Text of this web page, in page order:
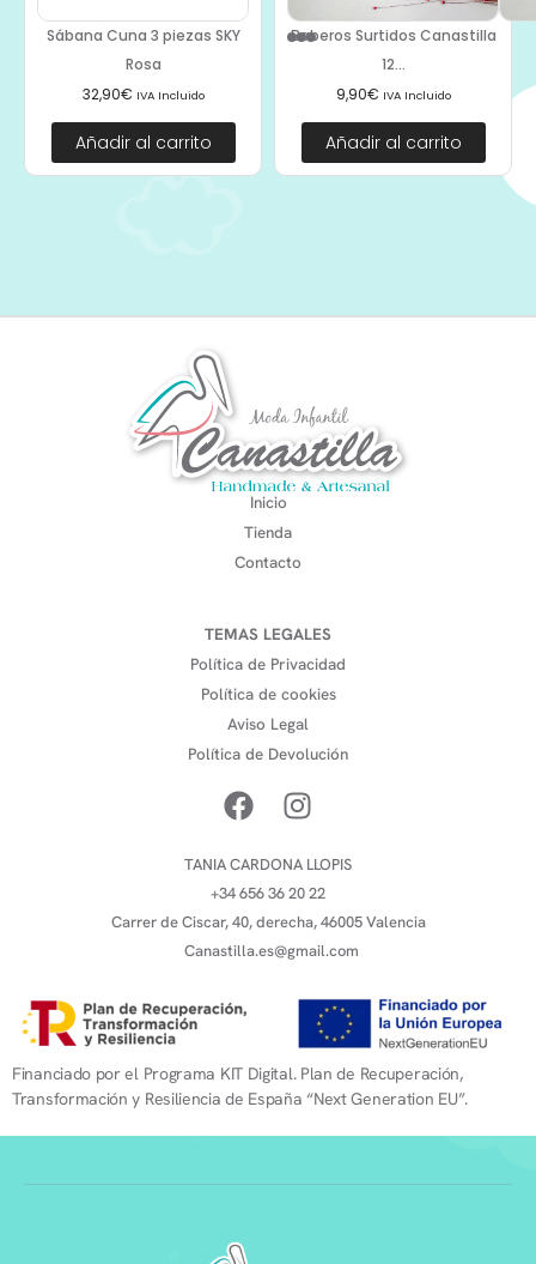
Sábana Cuna 3 piezas SKY
Rosa
32,90€ IVA Incluido
Añadir al carrito
Baberos Surtidos Canastilla
12...
9,90€ IVA Incluido
Añadir al carrito
Inicio
Tienda
Contacto
TEMAS LEGALES
Política de Privacidad
Política de cookies
Aviso Legal
Política de Devolución
TANIA CARDONA LLOPIS
+34 656 36 20 22
Carrer de Ciscar, 40, derecha, 46005 Valencia
Canastilla.es@gmail.com
Financiado por el Programa KIT Digital. Plan de Recuperación,
Transformación y Resiliencia de España “Next Generation EU”.